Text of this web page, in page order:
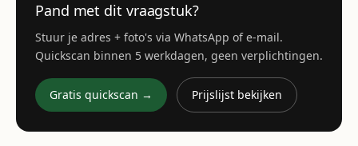
Pand met dit vraagstuk?
Stuur je adres + foto's via WhatsApp of e-mail.
Quickscan binnen 5 werkdagen, geen verplichtingen.
Gratis quickscan → Prijslijst bekijken